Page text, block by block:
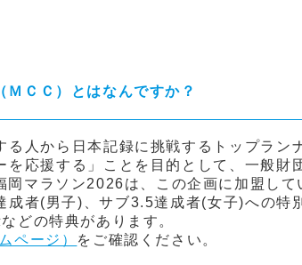
ＭＣＣ）とはなんですか？
る人から日本記録に挑戦するトップラン
を応援する」ことを目的として、一般財
岡マラソン2026は、この企画に加盟して
成者(男子)、サブ3.5達成者(女子)への特
どの特典があります。
ページ） をご確認ください。